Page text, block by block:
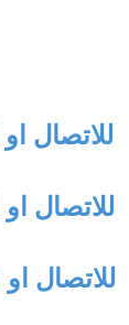
للاتصال
للاتصال
للاتصال